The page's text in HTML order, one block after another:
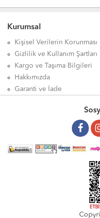
Baharat Acuka Baharatı 43g ürünü satan, Kahvaltılık
Baharat Acuka Baharatı 43gürünü satılan yerler,
Fişek Baharat Acuka Baharatı 43g ürünü nerede
Kahvaltılık Fişek Baharat Acuka Baharatı 43g ürünü
nerden alabilirim, Kahvaltılık Fişek Baharat Acuka
ürünü nasıl kullanılır, Kahvaltılık Fişek Baharat
Baharatı 43g zararları, Kahvaltılık Fişek Baharat
43g aktarlarda bulunurmu, Kahvaltılık Fişek Baharat
haftada kaç kez kullanılır, Kahvaltılık Fişek Baharat
Acuka Baharatı 43g mideye dokunurmu, Kahvaltılık
Kahvaltılık Fişek Baharat Acuka Baharatı 43g ne için
kullanılır, Kahvaltılık Fişek Baharat Acuka Baharatı 43g
hakkındaki tüm bilgilerini detaylarını
Kurumsal
Kişisel Verilerin Korunması
Gizlilik ve Kullanım Şartları
Kargo ve Taşıma Bilgileri
Hakkımızda
Garanti ve İade